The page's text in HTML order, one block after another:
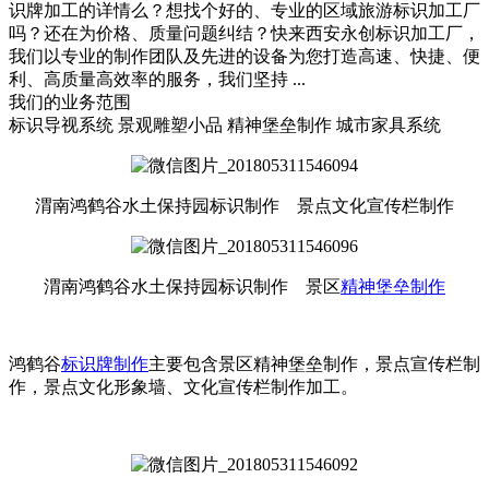
识牌加工的详情么？想找个好的、专业的区域旅游标识加工厂
吗？还在为价格、质量问题纠结？快来西安永创标识加工厂，
我们以专业的制作团队及先进的设备为您打造高速、快捷、便
利、高质量高效率的服务，我们坚持 ...
我们的业务范围
标识导视系统 景观雕塑小品 精神堡垒制作 城市家具系统
渭南鸿鹤谷水土保持园标识制作 景点文化宣传栏制作
渭南鸿鹤谷水土保持园标识制作 景区精神堡垒制作
鸿鹤谷标识牌制作主要包含景区精神堡垒制作，景点宣传栏制
作，景点文化形象墙、文化宣传栏制作加工。